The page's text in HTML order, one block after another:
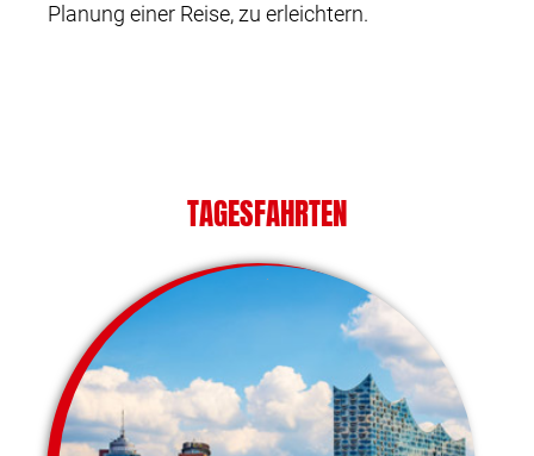
Planung einer Reise, zu erleichtern.
TAGESFAHRTEN